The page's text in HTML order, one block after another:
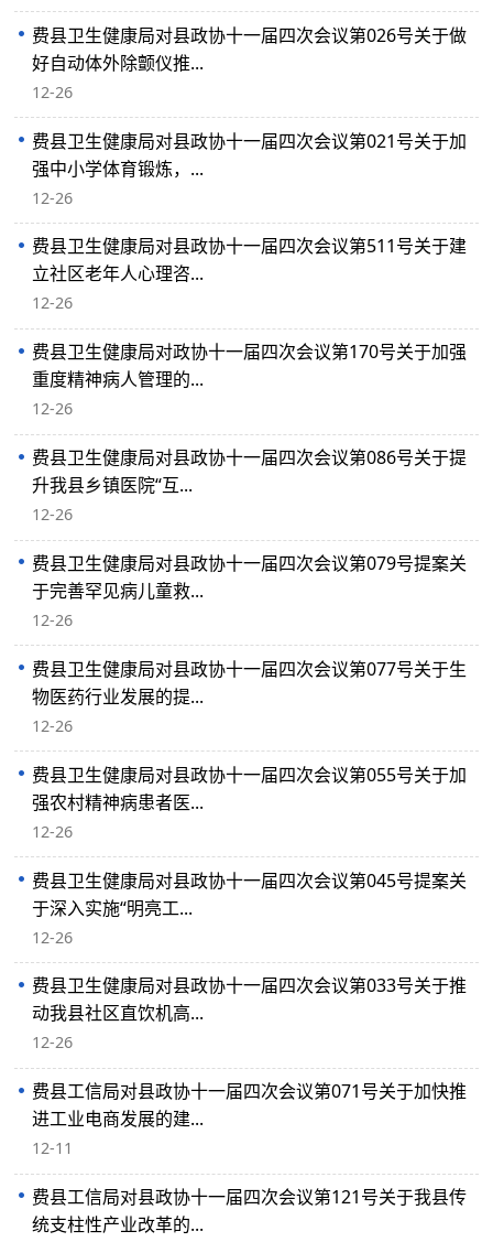
费县卫生健康局对县政协十一届四次会议第026号关于做
好自动体外除颤仪推...
12-26
费县卫生健康局对县政协十一届四次会议第021号关于加
强中小学体育锻炼，...
12-26
费县卫生健康局对县政协十一届四次会议第511号关于建
立社区老年人心理咨...
12-26
费县卫生健康局对政协十一届四次会议第170号关于加强
重度精神病人管理的...
12-26
费县卫生健康局对县政协十一届四次会议第086号关于提
升我县乡镇医院“互...
12-26
费县卫生健康局对县政协十一届四次会议第079号提案关
于完善罕见病儿童救...
12-26
费县卫生健康局对县政协十一届四次会议第077号关于生
物医药行业发展的提...
12-26
费县卫生健康局对县政协十一届四次会议第055号关于加
强农村精神病患者医...
12-26
费县卫生健康局对县政协十一届四次会议第045号提案关
于深入实施“明亮工...
12-26
费县卫生健康局对县政协十一届四次会议第033号关于推
动我县社区直饮机高...
12-26
费县工信局对县政协十一届四次会议第071号关于加快推
进工业电商发展的建...
12-11
费县工信局对县政协十一届四次会议第121号关于我县传
统支柱性产业改革的...